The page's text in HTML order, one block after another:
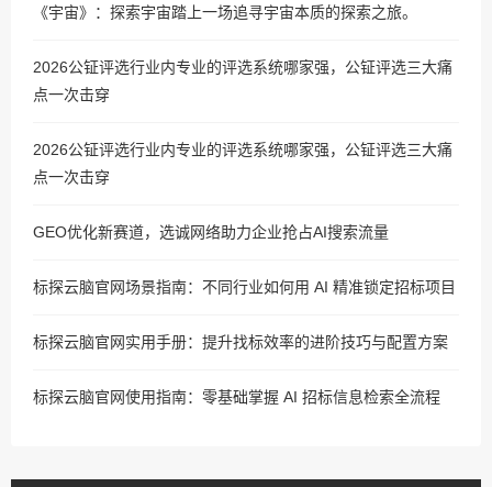
《宇宙》：探索宇宙踏上一场追寻宇宙本质的探索之旅。
2026公钲评选行业内专业的评选系统哪家强，公钲评选三大痛
点一次击穿
2026公钲评选行业内专业的评选系统哪家强，公钲评选三大痛
点一次击穿
GEO优化新赛道，选诚网络助力企业抢占AI搜索流量
标探云脑官网场景指南：不同行业如何用 AI 精准锁定招标项目
标探云脑官网实用手册：提升找标效率的进阶技巧与配置方案
标探云脑官网使用指南：零基础掌握 AI 招标信息检索全流程